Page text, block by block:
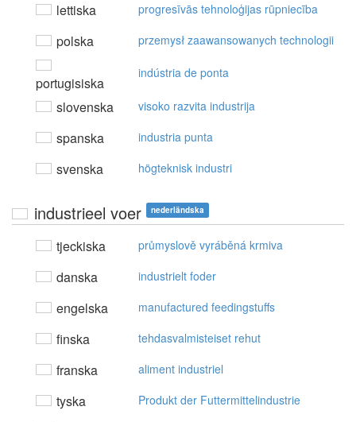
lettiska progresīvās tehnoloģijas rūpniecība
polska przemysł zaawansowanych technologii
portugisiska
indústria de ponta
slovenska visoko razvita industrija
spanska industria punta
svenska högteknisk industri
industrieel voer nederländska
tjeckiska průmyslově vyráběná krmiva
danska industrielt foder
engelska manufactured feedingstuffs
finska tehdasvalmisteiset rehut
franska aliment industriel
tyska Produkt der Futtermittelindustrie